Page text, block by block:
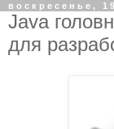
воскресенье,
Java
для